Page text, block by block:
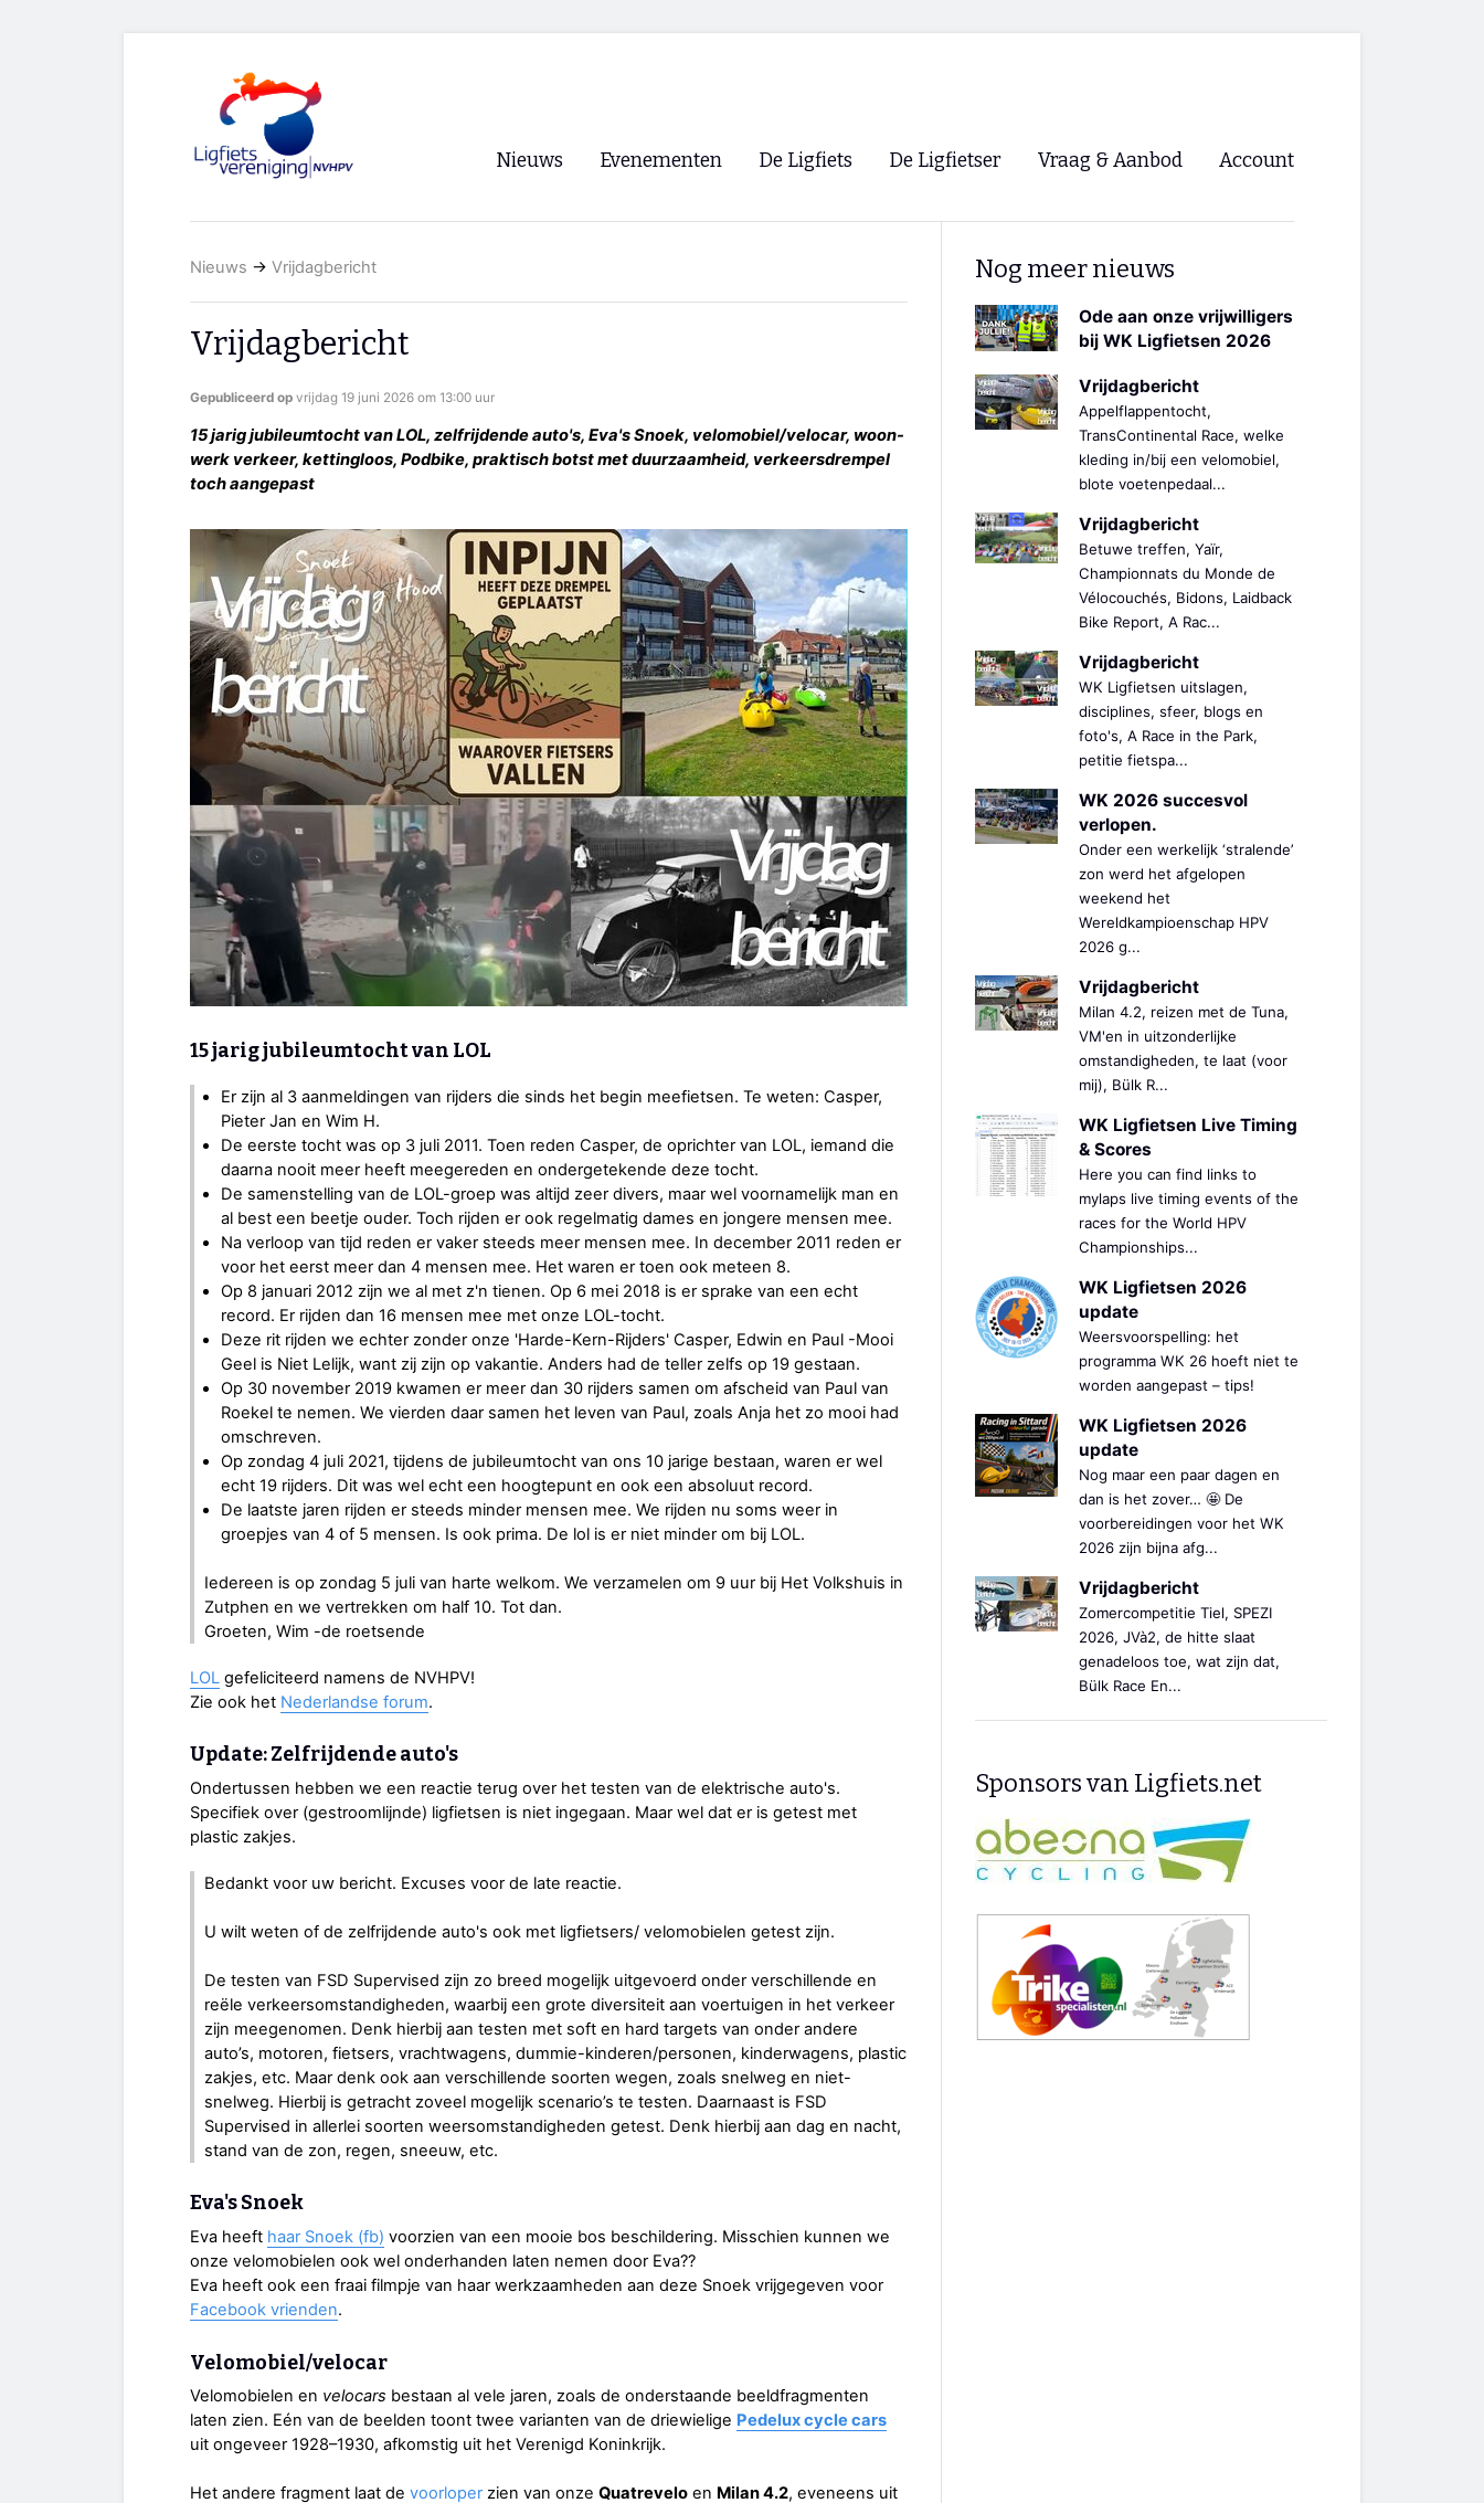
Nieuws Evenementen
WK Ligfietsen 2026
CycleVision
Oliebollentocht
De Ligfiets De Ligfietser
Ligfietsvereninging NVHPV
Lokale Fietsverenigingen
EHPVA & EuSupino 🡺
Forum ligfietsers.nl 🡺
Vraag & Aanbod Account
Nieuws → Vrijdagbericht
Vrijdagbericht
Gepubliceerd op vrijdag 19 juni 2026 om 13:00 uur
15 jarig jubileumtocht van LOL, zelfrijdende auto's, Eva's Snoek, velomobiel/velocar, woon-
werk verkeer, kettingloos, Podbike, praktisch botst met duurzaamheid, verkeersdrempel
toch aangepast
15 jarig jubileumtocht van LOL
Er zijn al 3 aanmeldingen van rijders die sinds het begin meefietsen. Te weten: Casper,
Pieter Jan en Wim H.
De eerste tocht was op 3 juli 2011. Toen reden Casper, de oprichter van LOL, iemand die
daarna nooit meer heeft meegereden en ondergetekende deze tocht.
De samenstelling van de LOL-groep was altijd zeer divers, maar wel voornamelijk man en
al best een beetje ouder. Toch rijden er ook regelmatig dames en jongere mensen mee.
Na verloop van tijd reden er vaker steeds meer mensen mee. In december 2011 reden er
voor het eerst meer dan 4 mensen mee. Het waren er toen ook meteen 8.
Op 8 januari 2012 zijn we al met z'n tienen. Op 6 mei 2018 is er sprake van een echt
record. Er rijden dan 16 mensen mee met onze LOL-tocht.
Deze rit rijden we echter zonder onze 'Harde-Kern-Rijders' Casper, Edwin en Paul -Mooi
Geel is Niet Lelijk, want zij zijn op vakantie. Anders had de teller zelfs op 19 gestaan.
Op 30 november 2019 kwamen er meer dan 30 rijders samen om afscheid van Paul van
Roekel te nemen. We vierden daar samen het leven van Paul, zoals Anja het zo mooi had
omschreven.
Op zondag 4 juli 2021, tijdens de jubileumtocht van ons 10 jarige bestaan, waren er wel
echt 19 rijders. Dit was wel echt een hoogtepunt en ook een absoluut record.
De laatste jaren rijden er steeds minder mensen mee. We rijden nu soms weer in
groepjes van 4 of 5 mensen. Is ook prima. De lol is er niet minder om bij LOL.
Iedereen is op zondag 5 juli van harte welkom. We verzamelen om 9 uur bij Het Volkshuis in
Zutphen en we vertrekken om half 10. Tot dan.
Groeten, Wim -de roetsende
LOL gefeliciteerd namens de NVHPV!
Zie ook het Nederlandse forum.
Update: Zelfrijdende auto's
Ondertussen hebben we een reactie terug over het testen van de elektrische auto's.
Specifiek over (gestroomlijnde) ligfietsen is niet ingegaan. Maar wel dat er is getest met
plastic zakjes.
Bedankt voor uw bericht. Excuses voor de late reactie.
U wilt weten of de zelfrijdende auto's ook met ligfietsers/ velomobielen getest zijn.
De testen van FSD Supervised zijn zo breed mogelijk uitgevoerd onder verschillende en
reële verkeersomstandigheden, waarbij een grote diversiteit aan voertuigen in het verkeer
zijn meegenomen. Denk hierbij aan testen met soft en hard targets van onder andere
auto’s, motoren, fietsers, vrachtwagens, dummie-kinderen/personen, kinderwagens, plastic
zakjes, etc. Maar denk ook aan verschillende soorten wegen, zoals snelweg en niet-
snelweg. Hierbij is getracht zoveel mogelijk scenario’s te testen. Daarnaast is FSD
Supervised in allerlei soorten weersomstandigheden getest. Denk hierbij aan dag en nacht,
stand van de zon, regen, sneeuw, etc.
Eva's Snoek
Eva heeft haar Snoek (fb) voorzien van een mooie bos beschildering. Misschien kunnen we
onze velomobielen ook wel onderhanden laten nemen door Eva??
Eva heeft ook een fraai filmpje van haar werkzaamheden aan deze Snoek vrijgegeven voor
Facebook vrienden.
Velomobiel/velocar
Velomobielen en velocars bestaan al vele jaren, zoals de onderstaande beeldfragmenten
laten zien. Eén van de beelden toont twee varianten van de driewielige Pedelux cycle cars
uit ongeveer 1928–1930, afkomstig uit het Verenigd Koninkrijk.
Het andere fragment laat de voorloper zien van onze Quatrevelo en Milan 4.2, eveneens uit
Nog meer nieuws
Ode aan onze vrijwilligers
bij WK Ligfietsen 2026
Vrijdagbericht
Appelflappentocht,
TransContinental Race, welke
kleding in/bij een velomobiel,
blote voetenpedaal...
Vrijdagbericht
Betuwe treffen, Yaïr,
Championnats du Monde de
Vélocouchés, Bidons, Laidback
Bike Report, A Rac...
Vrijdagbericht
WK Ligfietsen uitslagen,
disciplines, sfeer, blogs en
foto's, A Race in the Park,
petitie fietspa...
WK 2026 succesvol
verlopen.
Onder een werkelijk ‘stralende’
zon werd het afgelopen
weekend het
Wereldkampioenschap HPV
2026 g...
Vrijdagbericht
Milan 4.2, reizen met de Tuna,
VM'en in uitzonderlijke
omstandigheden, te laat (voor
mij), Bülk R...
WK Ligfietsen Live Timing
& Scores
Here you can find links to
mylaps live timing events of the
races for the World HPV
Championships...
WK Ligfietsen 2026
update
Weersvoorspelling: het
programma WK 26 hoeft niet te
worden aangepast – tips!
WK Ligfietsen 2026
update
Nog maar een paar dagen en
dan is het zover… 🤩 De
voorbereidingen voor het WK
2026 zijn bijna afg...
Vrijdagbericht
Zomercompetitie Tiel, SPEZI
2026, JVà2, de hitte slaat
genadeloos toe, wat zijn dat,
Bülk Race En...
Sponsors van Ligfiets.net